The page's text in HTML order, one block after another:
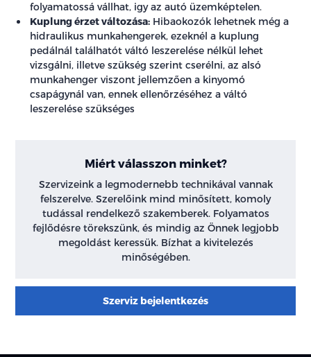
Miért válasszon minket?
Szervizeink a legmodernebb technikával vannak
felszerelve. Szerelőink mind minősített, komoly
tudással rendelkező szakemberek. Folyamatos
fejlődésre törekszünk, és mindig az Önnek legjobb
megoldást keressük. Bízhat a kivitelezés
minőségében.
Szerviz bejelentkezés
folyamatossá vállhat, igy az autó üzemképtelen.
Kuplung érzet változása: Hibaokozók lehetnek még a
hidraulikus munkahengerek, ezeknél a kuplung
pedálnál találhatót váltó leszerelése nélkül lehet
vizsgálni, illetve szükség szerint cserélni, az alsó
munkahenger viszont jellemzően a kinyomó
csapágynál van, ennek ellenőrzéséhez a váltó
leszerelése szükséges